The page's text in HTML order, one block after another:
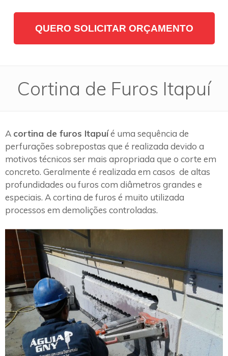
QUERO SOLICITAR ORÇAMENTO
Cortina de Furos Itapuí
A cortina de furos Itapuíé uma sequência de
perfurações sobrepostas que é realizada devido a
motivos técnicos ser mais apropriada que o corte em
concreto. Geralmente é realizada em casos de altas
profundidades ou furos com diâmetros grandes e
especiais. A cortina de furos é muito utilizada
processos em demolições controladas.